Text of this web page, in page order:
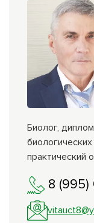
Биолог,
практический
8